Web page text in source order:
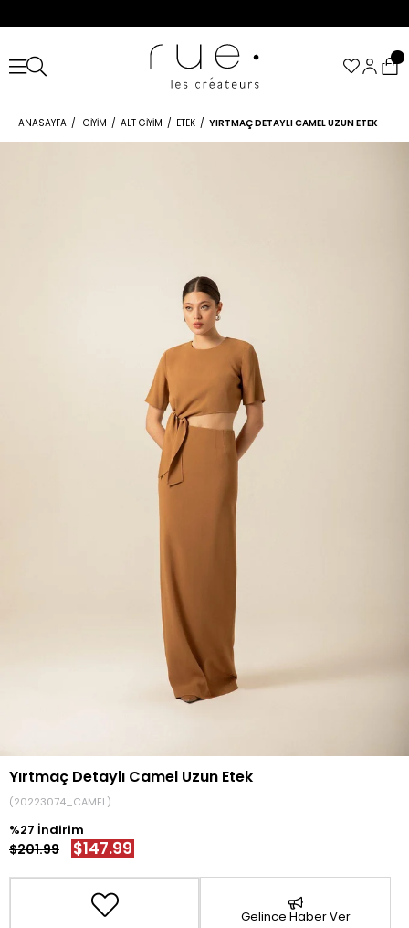
ANASAYFA GIYIM ALT GIYIM ETEK YIRTMAÇ DETAYLI CAMEL UZUN ETEK
Yırtmaç Detaylı Camel Uzun Etek
(20223074_CAMEL)
27
$201.99 $147.99
Gelince Haber Ver